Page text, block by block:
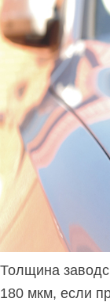
Толщина
180 мкм, если